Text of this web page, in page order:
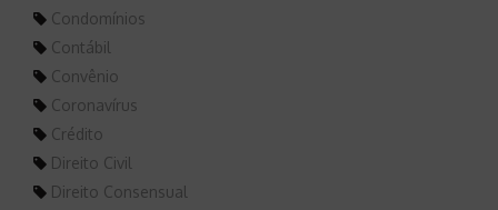
Condomínios
Contábil
Convênio
Coronavírus
Crédito
Direito Civil
Direito Consensual